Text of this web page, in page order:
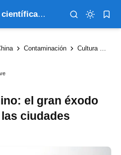
Infoterio - Noticias científicas que explican el mundo
Contaminación Cultura
el gran éxodo
ciudades